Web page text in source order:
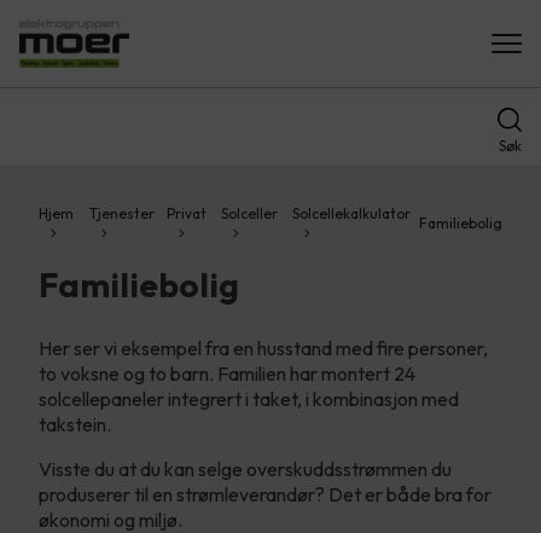
Søk
Hjem Tjenester Privat Solceller Solcellekalkulator
Familiebolig
Familiebolig
Her ser vi eksempel fra en husstand med fire personer,
to voksne og to barn. Familien har montert 24
solcellepaneler integrert i taket, i kombinasjon med
takstein.
Visste du at du kan selge overskuddsstrømmen du
produserer til en strømleverandør? Det er både bra for
økonomi og miljø.